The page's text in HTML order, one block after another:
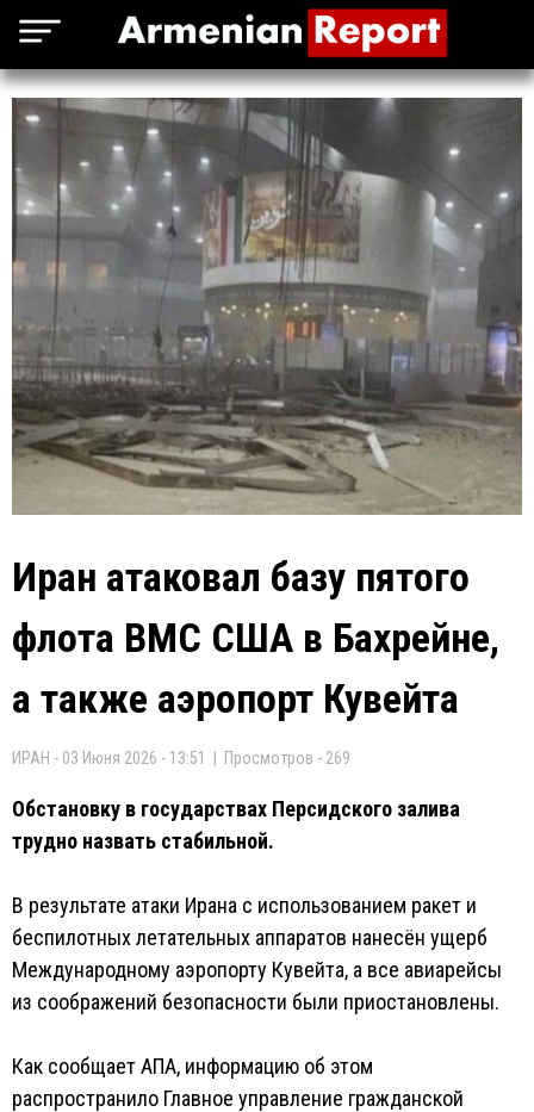
Иран атаковал базу пятого
флота ВМС США в Бахрейне,
а также аэропорт Кувейта
ИРАН - 03 Июня 2026 - 13:51 | Просмотров - 269
Обстановку в государствах Персидского залива
трудно назвать стабильной.
В результате атаки Ирана с использованием ракет и
беспилотных летательных аппаратов нанесён ущерб
Международному аэропорту Кувейта, а все авиарейсы
из соображений безопасности были приостановлены.
Как сообщает АПА, информацию об этом
распространило Главное управление гражданской